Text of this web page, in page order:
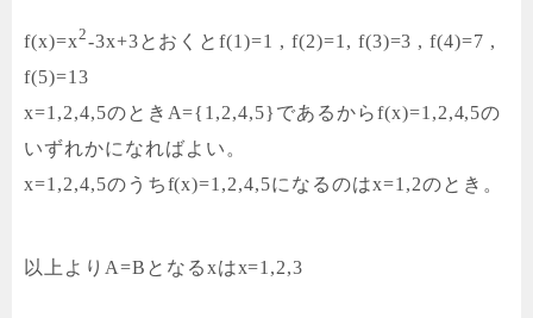
f(x)=x2-3x+3とおくとf(1)=1 , f(2)=1, f(3)=3 , f(4)=7 ,
f(5)=13
x=1,2,4,5のときA={1,2,4,5}であるからf(x)=1,2,4,5の
いずれかになればよい。
x=1,2,4,5のうちf(x)=1,2,4,5になるのはx=1,2のとき。
以上よりA=Bとなるxはx=1,2,3